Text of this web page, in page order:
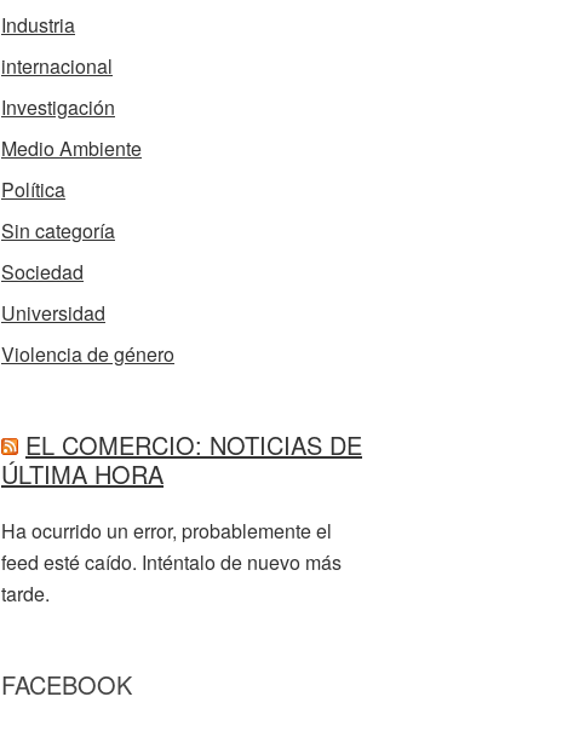
Industria
internacional
Investigación
Medio Ambiente
Política
Sin categoría
Sociedad
Universidad
Violencia de género
EL COMERCIO: NOTICIAS DE
ÚLTIMA HORA
Ha ocurrido un error, probablemente el
feed esté caído. Inténtalo de nuevo más
tarde.
FACEBOOK